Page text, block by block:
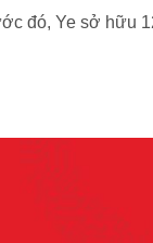
đó, Ye sở hữu